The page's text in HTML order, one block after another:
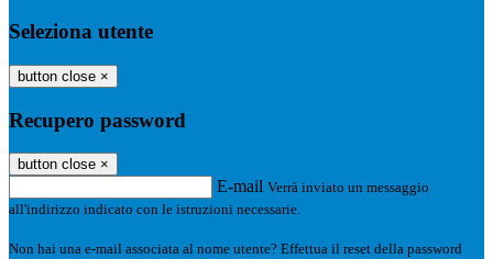
Seleziona utente
button close ×
Recupero password
button close ×
E-mail Verrà inviato un messaggio
all'indirizzo indicato con le istruzioni necessarie.
Non hai una e-mail associata al nome utente? Effettua il reset della password